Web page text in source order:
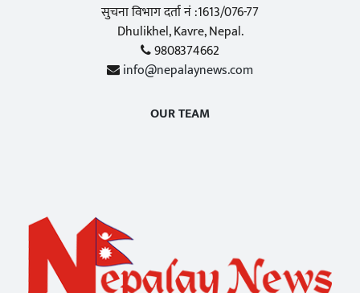
सुचना विभाग दर्ता नं :1613/076-77
Dhulikhel, Kavre, Nepal.
9808374662
info@nepalaynews.com
OUR TEAM